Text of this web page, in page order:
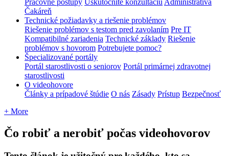
Pracovné postupy Uskutočnite konzultáciu Administratíva
Čakáreň
Technické požiadavky a riešenie problémov
Riešenie problémov s testom pred zavolaním Pre IT
Kompatibilné zariadenia Technické základy Riešenie
problémov s hovorom Potrebujete pomoc?
Špecializované portály
Portál starostlivosti o seniorov Portál primárnej zdravotnej
starostlivosti
O videohovore
Články a prípadové štúdie O nás Zásady Prístup Bezpečnosť
+ More
Čo robiť a nerobiť počas videohovorov